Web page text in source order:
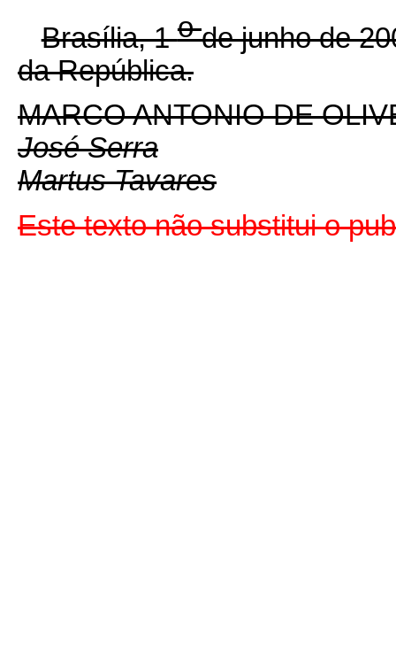
Brasília, 1ode junho de
da República.
MARCO ANTONIO DE
José Serra
Martus Tavares
Este texto não substitui o